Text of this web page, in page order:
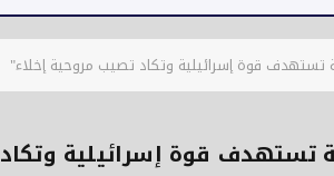
قوة إسرائيلية وتكاد تصيب مروحية إخلاء"
قوة إسرائيلية وتكاد